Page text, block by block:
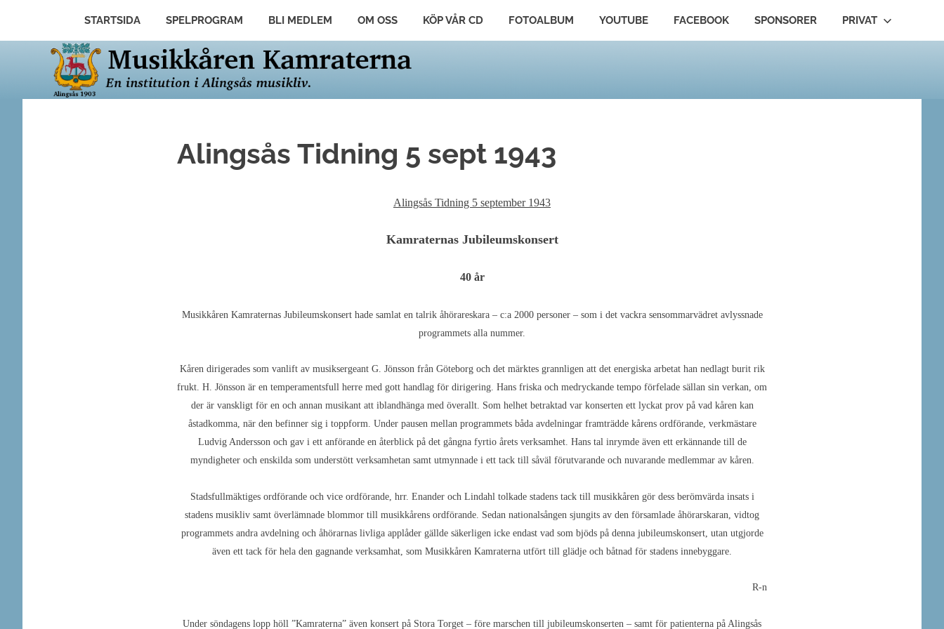
innehåll Musikkåren
Kamraterna
institution
Alingsås
musikliv.
STARTSIDA SPELPROGRAM BLI MEDLEM OM OSS KÖP VÅR CD FOTOALBUM YOUTUBE FACEBOOK SPONSORER PRIVAT
Alingsås Tidning 5 sept 1943
Alingsås Tidning 5 september 1943
Kamraternas Jubileumskonsert
40 år
Musikkåren Kamraternas Jubileumskonsert hade samlat en talrik åhörareskara – c:a 2000 personer – som i det vackra sensommarvädret avlyssnade
programmets alla nummer.
Kåren dirigerades som vanlift av musiksergeant G. Jönsson från Göteborg och det märktes grannligen att det energiska arbetat han nedlagt burit rik
frukt. H. Jönsson är en temperamentsfull herre med gott handlag för dirigering. Hans friska och medryckande tempo förfelade sällan sin verkan, om
der är vanskligt för en och annan musikant att iblandhänga med överallt. Som helhet betraktad var konserten ett lyckat prov på vad kåren kan
åstadkomma, när den befinner sig i toppform. Under pausen mellan programmets båda avdelningar framträdde kårens ordförande, verkmästare
Ludvig Andersson och gav i ett anförande en återblick på det gångna fyrtio årets verksamhet. Hans tal inrymde även ett erkännande till de
myndigheter och enskilda som understött verksamhetan samt utmynnade i ett tack till såväl förutvarande och nuvarande medlemmar av kåren.
Stadsfullmäktiges ordförande och vice ordförande, hrr. Enander och Lindahl tolkade stadens tack till musikkåren gör dess berömvärda insats i
stadens musikliv samt överlämnade blommor till musikkårens ordförande. Sedan nationalsången sjungits av den församlade åhörarskaran, vidtog
programmets andra avdelning och åhörarnas livliga applåder gällde säkerligen icke endast vad som bjöds på denna jubileumskonsert, utan utgjorde
även ett tack för hela den gagnande verksamhat, som Musikkåren Kamraterna utfört till glädje och båtnad för stadens innebyggare.
R-n
Under söndagens lopp höll ”Kamraterna” även konsert på Stora Torget – före marschen till jubileumskonserten – samt för patienterna på Alingsås